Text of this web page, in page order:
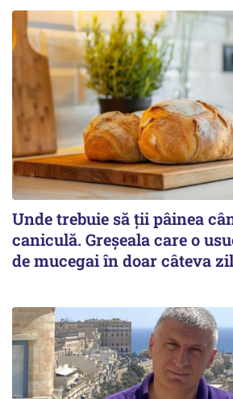
Unde trebuie să ții pâinea
caniculă. Greșeala care o
de mucegai în doar câteva